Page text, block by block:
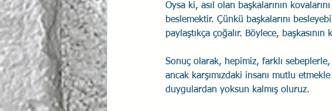
Oysa ki, asıl olan başkalarının
beslemektir. Çünkü başkalarını
paylaştıkça çoğalır. Böylece,
Sonuç olarak, hepimiz, farklı sebeplerle,
ancak karşımızdaki insanı mutlu
duygulardan yoksun kalmış oluruz.